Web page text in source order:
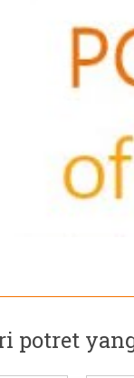
potret